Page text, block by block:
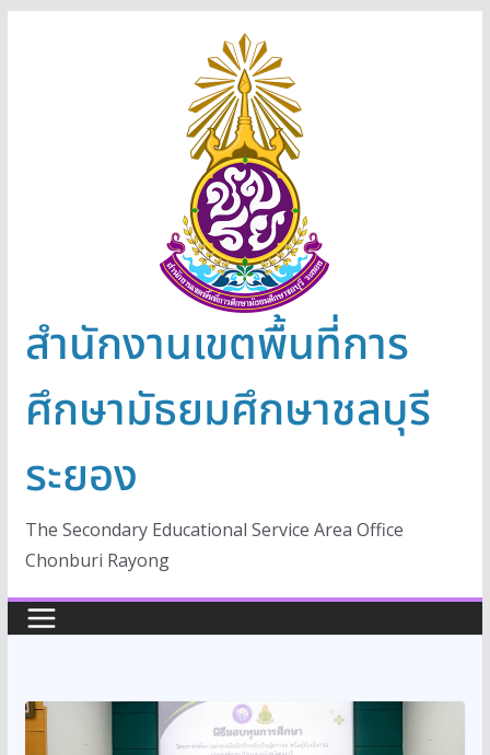
สำนักงานเขตพื้นที่การ
ศึกษามัธยมศึกษาชลบุรี
ระยอง
The Secondary Educational Service Area Office
Chonburi Rayong